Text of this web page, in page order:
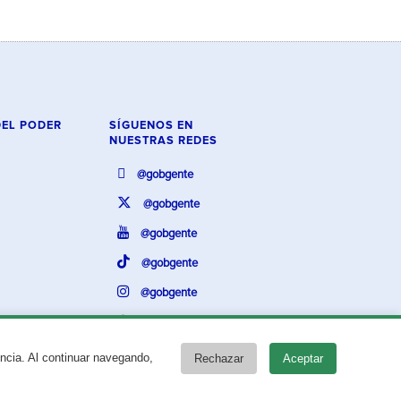
Al continuar navegando, Rechazar Aceptar
PODER
SÍGUENOS EN
NUESTRAS REDES
@gobgente
@gobgente
@gobgente
@gobgente
@gobgente
@gobgente